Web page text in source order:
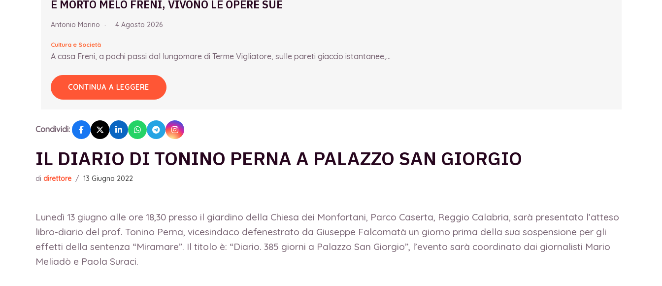
È MORTO MELO FRENI, VIVONO LE OPERE SUE
Antonio Marino 4 Agosto 2026
Cultura e Società
A casa Freni, a pochi passi dal lungomare di Terme Vigliatore, sulle pareti giaccio istantanee,...
CONTINUA A LEGGERE
Condividi:
IL DIARIO DI TONINO PERNA A PALAZZO SAN GIORGIO
di direttore / 13 Giugno 2022
Lunedì 13 giugno alle ore 18,30 presso il giardino della Chiesa dei Monfortani, Parco Caserta, Reggio Calabria, sarà presentato l’atteso
libro-diario del prof. Tonino Perna, vicesindaco defenestrato da Giuseppe Falcomatà un giorno prima della sua sospensione per gli
effetti della sentenza “Miramare”. Il titolo è: “Diario. 385 giorni a Palazzo San Giorgio”, l’evento sarà coordinato dai giornalisti Mario
Meliadò e Paola Suraci.